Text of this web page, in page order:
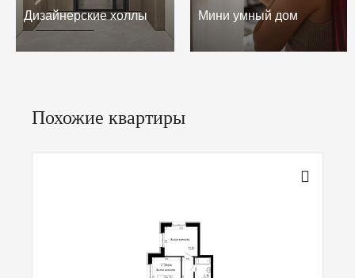
Дизайнерские холлы Мини умный дом
Похожие квартиры